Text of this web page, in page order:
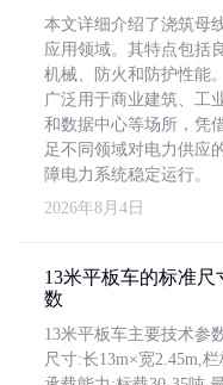
本文详细介绍了浇筑母
应用领域。其特点包括
机械、防火和防护性能
广泛用于商业建筑、工
和数据中心等场所，凭
足不同领域对电力供应
障电力系统稳定运行。
2026年8月4日
13米平板车的标准尺
数
13米平板车主要技术参
尺寸:长13m×宽2.45m,